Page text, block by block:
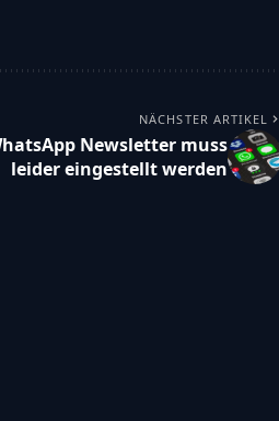
NÄCHSTER ARTIKEL
Newsletter muss
leider eingestellt werden